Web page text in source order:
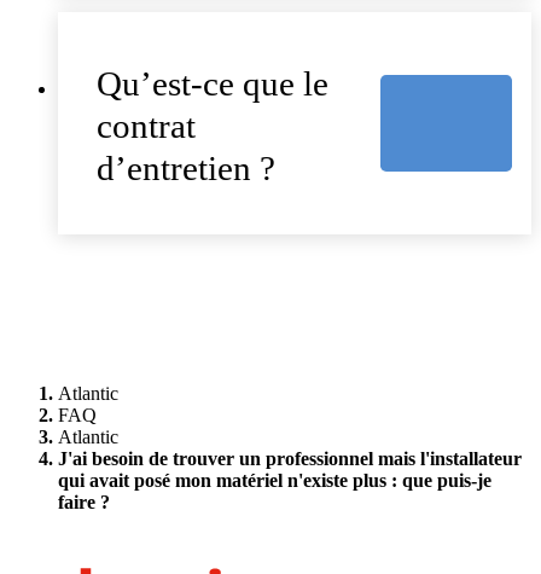
Qu’est-ce que le
contrat
d’entretien ?
Atlantic
FAQ
Atlantic
J'ai besoin de trouver un professionnel mais l'installateur
qui avait posé mon matériel n'existe plus : que puis-je
faire ?